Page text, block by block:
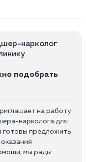
нарколог
подобрать
на работу
нарколога для
готовы предложить
мы рады